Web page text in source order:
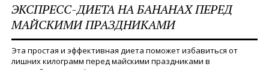
ЭКСПРЕСС-ДИЕТА НА БАНАНАХ ПЕРЕД
МАЙСКИМИ ПРАЗДНИКАМИ
Эта простая и эффективная диета поможет избавиться от
лишних килограмм перед майскими праздниками в